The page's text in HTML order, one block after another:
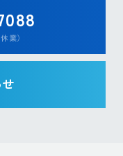
業）